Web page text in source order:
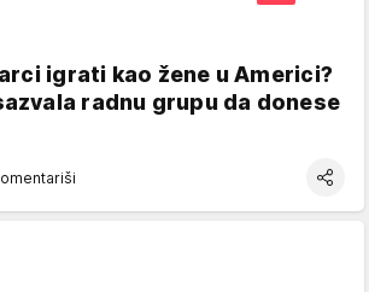
igrati kao žene u Americi?
radnu grupu da donese